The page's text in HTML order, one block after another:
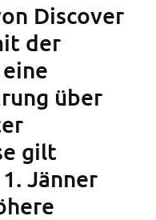
Discover
der
über
gilt
Jänner